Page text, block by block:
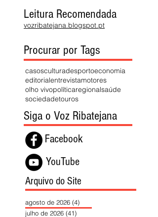
Leitura Recomendada
vozribatejana.blogspot.pt
Procurar por Tags
casosculturadesportoeconomia
editorialentrevistamotores
olho vivopolíticaregionalsaúde
sociedadetouros
Siga o Voz Ribatejana
Facebook
YouTube
Arquivo do Site
agosto de 2026 (4)
julho de 2026 (41)